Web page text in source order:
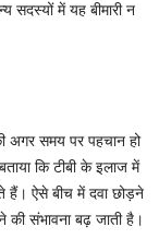
सदस्यों में यह बीमारी न
अगर समय पर पहचान हो
कि टीबी के इलाज में
हैं। ऐसे बीच में दवा छोड़ने
की संभावना बढ़ जाती है।